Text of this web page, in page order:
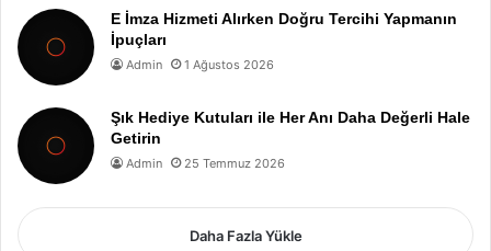
E İmza Hizmeti Alırken Doğru Tercihi Yapmanın
İpuçları
Admin 1 Ağustos 2026
Şık Hediye Kutuları ile Her Anı Daha Değerli Hale
Getirin
Admin 25 Temmuz 2026
Daha Fazla Yükle